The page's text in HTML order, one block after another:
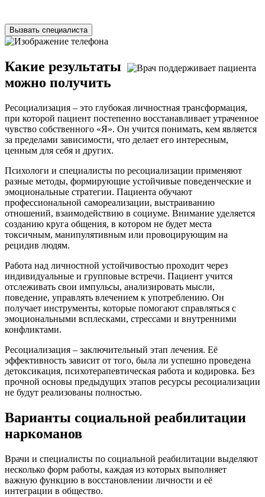
Вызвать специалиста
Какие результаты
можно получить
Ресоциализация – это глубокая личностная трансформация,
при которой пациент постепенно восстанавливает утраченное
чувство собственного «Я». Он учится понимать, кем является
за пределами зависимости, что делает его интересным,
ценным для себя и других.
Психологи и специалисты по ресоциализации применяют
разные методы, формирующие устойчивые поведенческие и
эмоциональные стратегии. Пациента обучают
профессиональной самореализации, выстраиванию
отношений, взаимодействию в социуме. Внимание уделяется
созданию круга общения, в котором не будет места
токсичным, манипулятивным или провоцирующим на
рецидив людям.
Работа над личностной устойчивостью проходит через
индивидуальные и групповые встречи. Пациент учится
отслеживать свои импульсы, анализировать мысли,
поведение, управлять влечением к употреблению. Он
получает инструменты, которые помогают справляться с
эмоциональными всплесками, стрессами и внутренними
конфликтами.
Ресоциализация – заключительный этап лечения. Её
эффективность зависит от того, была ли успешно проведена
детоксикация, психотерапевтическая работа и кодировка. Без
прочной основы предыдущих этапов ресурсы ресоциализации
не будут реализованы полностью.
Варианты социальной реабилитации
наркоманов
Врачи и специалисты по социальной реабилитации выделяют
несколько форм работы, каждая из которых выполняет
важную функцию в восстановлении личности и её
интеграции в общество.